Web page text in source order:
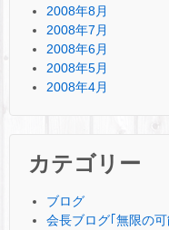
2008年8月
2008年7月
2008年6月
2008年5月
2008年4月
カテゴリー
ブログ
会長ブログ｢無限の